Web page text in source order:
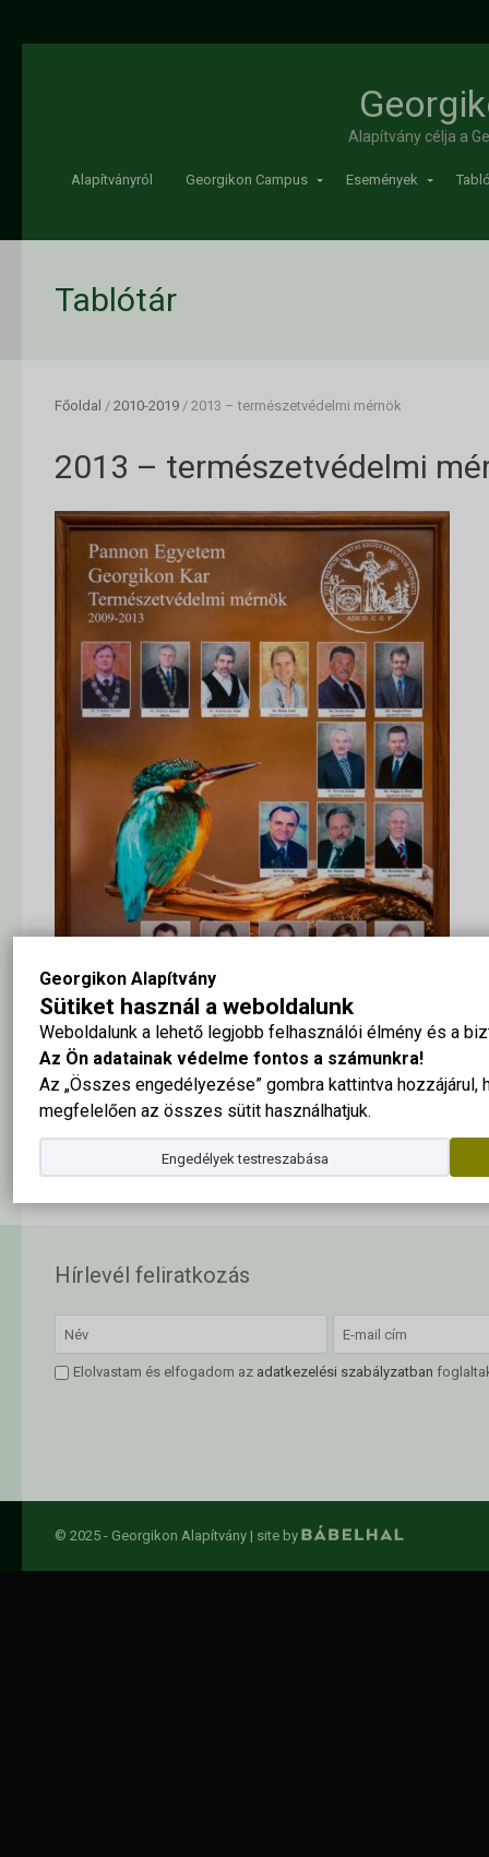
Georgikon Alapítvány
Sütiket használ a weboldalunk
Weboldalunk a lehető legjobb felhasználói élmény és a
Az Ön adatainak védelme fontos a számunkra!
Az „Összes engedélyezése” gombra kattintva hozzájárul,
megfelelően az összes sütit használhatjuk.
Engedélyek testreszabása
Alapítvány célja a
Alapítványról Georgikon Campus Események
Tablótár
Főoldal / 2010-2019 / 2013 – természetvédelmi mérnök
2013 – természetvédelmi
Hírlevél feliratkozás
Elolvastam és elfogadom az adatkezelési szabályzatban
© 2025 - Georgikon Alapítvány | site by